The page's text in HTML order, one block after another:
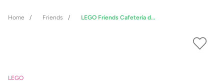
Friends LEGO Friends Cafetería de Heartlake City 42618
LEGO